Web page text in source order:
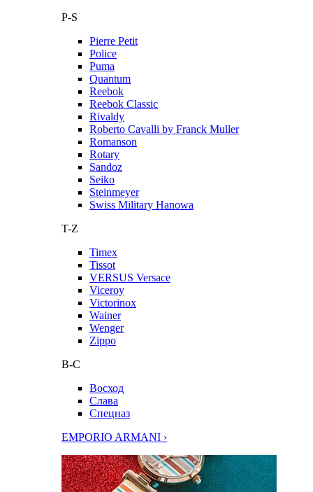
P-S
Pierre Petit
Police
Puma
Quantum
Reebok
Reebok Classic
Rivaldy
Roberto Cavalli by Franck Muller
Romanson
Rotary
Sandoz
Seiko
Steinmeyer
Swiss Military Hanowa
T-Z
Timex
Tissot
VERSUS Versace
Viceroy
Victorinox
Wainer
Wenger
Zippo
В-С
Восход
Слава
Спецназ
EMPORIO ARMANI ›